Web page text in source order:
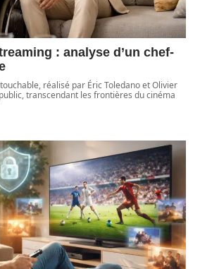
: analyse d’un chef-
réalisé par Éric Toledano et Olivier
transcendant les frontières du cinéma